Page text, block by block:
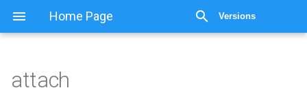
Home Page Versions
显示源代码
attach